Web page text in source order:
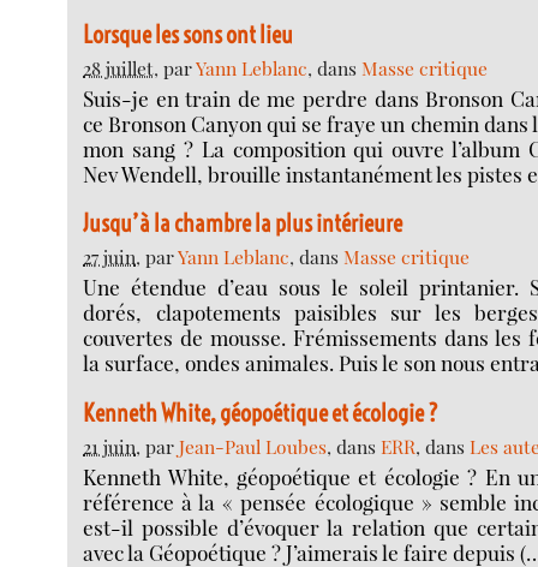
Lorsque les sons ont lieu
28 juillet, parYann Leblanc, dansMasse critique
Suis-je en train de me perdre dans Bronson
ce Bronson Canyon qui se fraye un chemin dans
mon sang ? La composition qui ouvre l’album
Nev Wendell, brouille instantanément les pistes
Jusqu’à la chambre la plus intérieure
27 juin, parYann Leblanc, dansMasse critique
Une étendue d’eau sous le soleil printanier.
dorés, clapotements paisibles sur les
couvertes de mousse. Frémissements dans les
la surface, ondes animales. Puis le son nous
Kenneth White, géopoétique et écologie ?
21 juin, parJean-Paul Loubes, dansERR, dansLes
Kenneth White, géopoétique et écologie ? En
référence à la « pensée écologique » semble
est-il possible d’évoquer la relation que
avec la Géopoétique ? J’aimerais le faire depuis